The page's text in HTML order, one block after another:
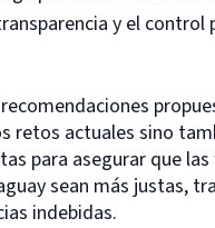
y el control
retos actuales sino
para asegurar que
sean más justas,
indebidas.